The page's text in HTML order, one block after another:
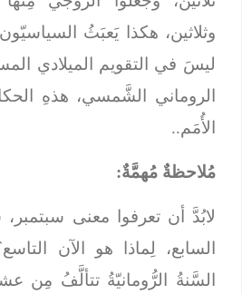
وثلاثين، هكذا يَعبَثُ
ليسَ في التقويم الميلادي
الروماني الشَّمسي، هذهِ
الأُمَم..
مُلاحظةٌ مُهمَّةٌ:
لابُدَّ أن تعرفوا معنى
السابع، لِماذا هو الآن
السَّنةُ الرُّومانيّةُ تتألَّفُ مِن